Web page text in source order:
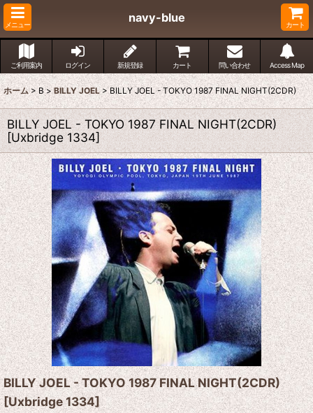
メニュー
navy-blue
カート
ご利用案内 ログイン 新規登録 カート 問い合わせ Access Map
ホーム > B > BILLY JOEL > BILLY JOEL - TOKYO 1987 FINAL NIGHT(2CDR)
BILLY JOEL - TOKYO 1987 FINAL NIGHT(2CDR)
[Uxbridge 1334]
BILLY JOEL - TOKYO 1987 FINAL NIGHT(2CDR)
[Uxbridge 1334]